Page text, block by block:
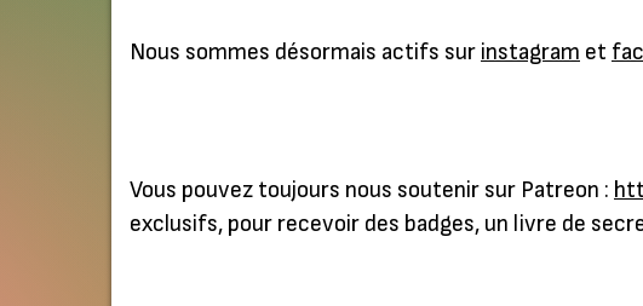
Nous sommes désormais actifs sur instagram et
Vous pouvez toujours nous soutenir sur Patreon :
exclusifs, pour recevoir des badges, un livre de